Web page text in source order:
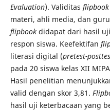
Evaluation). Validitas flipbook
materi, ahli media, dan
flipbookdidapat dari hasil
respon siswa. Keefektifan
literasi digital (pretest-
pada 20 siswa kelas XII
Hasil penelitian
valid dengan skor 3,81.
hasil uji keterbacaan yang